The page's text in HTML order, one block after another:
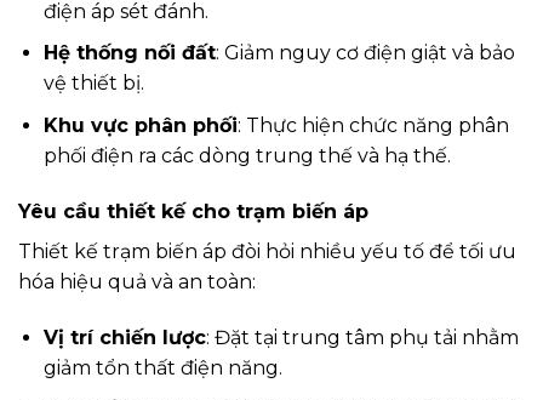
điện áp sét đánh.
Hệ thống nối đất: Giảm nguy cơ điện giật và bảo
vệ thiết bị.
Khu vực phân phối: Thực hiện chức năng phân
phối điện ra các dòng trung thế và hạ thế.
Yêu cầu thiết kế cho trạm biến áp
Thiết kế trạm biến áp đòi hỏi nhiều yếu tố để tối ưu
hóa hiệu quả và an toàn:
Vị trí chiến lược: Đặt tại trung tâm phụ tải nhằm
giảm tổn thất điện năng.